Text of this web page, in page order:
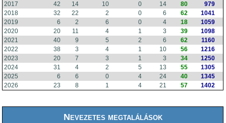
2017
42 14 10 0 14 80
979
2018
32 22 2 0 6 62
1041
2019
6 2 6 0 4 18
1059
2020
20 11 4 1 3 39
1098
2021
40 9 5 2 6 62
1160
2022
38 3 4 1 10 56
1216
2023
20 7 3 1 3 34
1250
2024
31 4 2 5 13 55
1305
2025
6 6 0 4 24 40
1345
2026
23 8 1 4 21 57 1402
Nevezetes megtalálások